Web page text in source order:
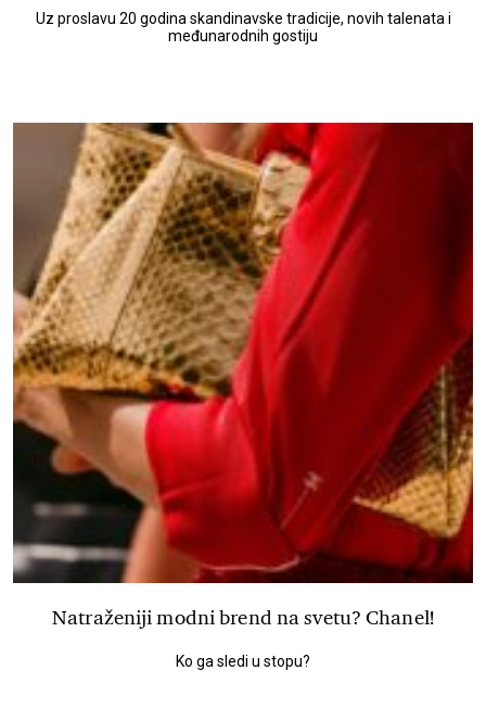
Uz proslavu 20 godina skandinavske tradicije, novih talenata i
međunarodnih gostiju
Natraženiji modni brend na svetu? Chanel!
Ko ga sledi u stopu?